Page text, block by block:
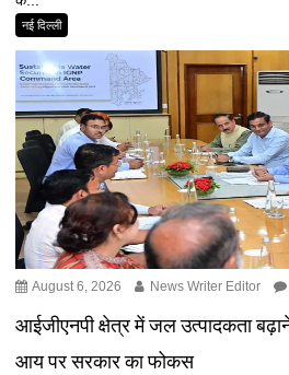
नई दिल्ली
August 6, 2026 News Writer Editor
आईजीएनपी क्षेत्र में जल उत्पादकता
आय पर सरकार का फोकस